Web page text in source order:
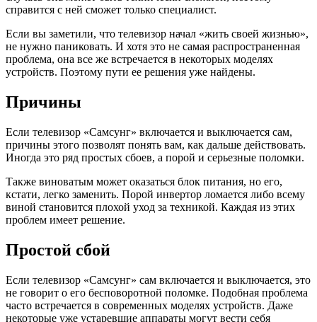
справится с ней сможет только специалист.
Если вы заметили, что телевизор начал «жить своей жизнью»,
не нужно паниковать. И хотя это не самая распространенная
проблема, она все же встречается в некоторых моделях
устройств. Поэтому пути ее решения уже найдены.
Причины
Если телевизор «Самсунг» включается и выключается сам,
причины этого позволят понять вам, как дальше действовать.
Иногда это ряд простых сбоев, а порой и серьезные поломки.
Также виноватым может оказаться блок питания, но его,
кстати, легко заменить. Порой инвертор ломается либо всему
виной становится плохой уход за техникой. Каждая из этих
проблем имеет решение.
Простой сбой
Если телевизор «Самсунг» сам включается и выключается, это
не говорит о его бесповоротной поломке. Подобная проблема
часто встречается в современных моделях устройств. Даже
некоторые уже устаревшие аппараты могут вести себя